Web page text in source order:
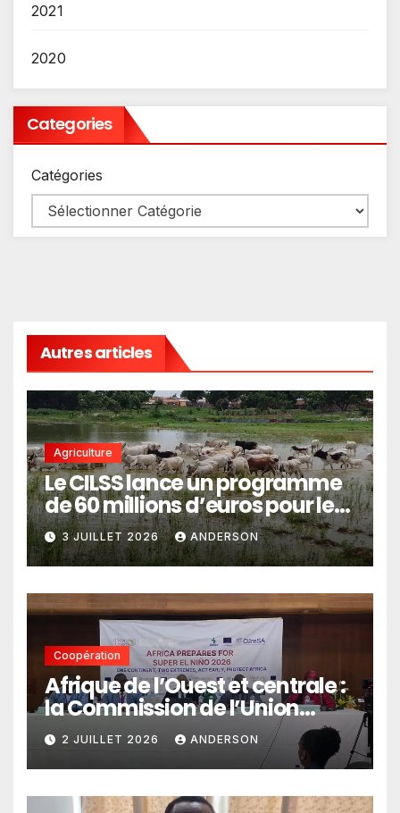
2021
2020
Categories
Catégories
Autres articles
Agriculture
Le CILSS lance un programme
de 60 millions d’euros pour le
pastoralisme
3 JUILLET 2026 ANDERSON
Coopération
Afrique de l’Ouest et centrale :
la Commission de l’Union
africaine veut renforcer
l’intégration des services
climatiques dans les
politiques publiques
2 JUILLET 2026 ANDERSON